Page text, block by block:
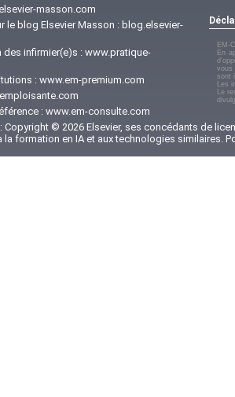
masson.com
le blog Elsevier Masson : blog.elsevier-
infirmier(e)s : www.pratique-
: www.em-premium.com
emploisante.com
: www.em-consulte.com
EM-
En
vous
sont
Les
Le
Copyright © 2026 Elsevier, ses concédants de
la formation en IA et aux technologies similaires.